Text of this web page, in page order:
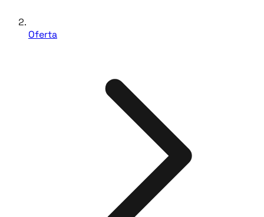
Oferta